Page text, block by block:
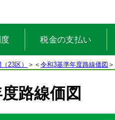
税金の支払い
23区） ＞＜ 令和3基準年度路線価図
路線価図